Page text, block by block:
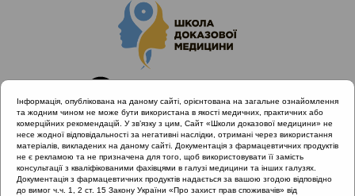
Головна
Матеріали за МКХ-11
12 Хвороби органів дихання
Паратонзиліт
Інформація, опублікована на даному сайті, орієнтована на загальне ознайомлення
та жодним чином не може бути використана в якості медичних, практичних або
комерційних рекомендацій. У зв’язку з цим, Сайт «Школи доказової медицини» не
несе жодної відповідальності за негативні наслідки, отримані через використання
матеріалів, викладених на даному сайті. Документація з фармацевтичних продуктів
не є рекламою та не призначена для того, щоб використовувати її замість
консультації з кваліфікованими фахівцями в галузі медицини та інших галузях.
Документація з фармацевтичних продуктів надається за вашою згодою відповідно
до вимог ч.ч. 1, 2 ст. 15 Закону України «Про захист прав споживачів» від